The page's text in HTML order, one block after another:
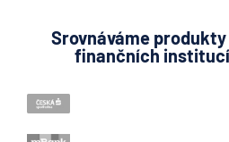
Srovnáváme
finančních